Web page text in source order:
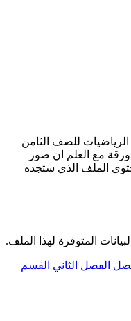
للصف الثامن
هذا الملف 23ورقة مع العلم ان صور
الذي ستجده
لهذا الملف.
الثاني القسم